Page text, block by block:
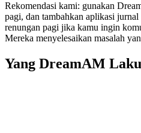
Rekomendasi kami: gunakan
pagi, dan tambahkan aplikasi
renungan pagi jika kamu ingin
Mereka menyelesaikan masalah
Yang DreamAM